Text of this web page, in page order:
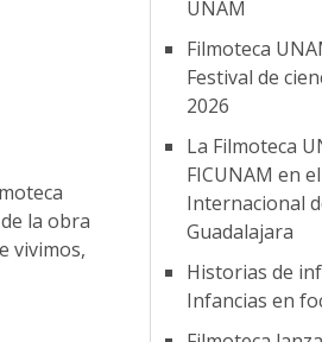
la obra
vivimos,
UNAM
Filmoteca
Festival de
2026
La Filmoteca
FICUNAM en
Internacional
Guadalajara
Historias de
Infancias en